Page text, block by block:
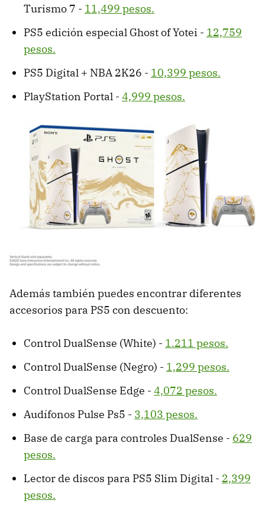
Turismo 7 - 11,499 pesos.
PS5 edición especial Ghost of Yotei - 12,759
pesos.
PS5 Digital + NBA 2K26 - 10,399 pesos.
PlayStation Portal - 4,999 pesos.
Además también puedes encontrar diferentes
accesorios para PS5 con descuento:
Control DualSense (White) - 1.211 pesos.
Control DualSense (Negro) - 1,299 pesos.
Control DualSense Edge - 4,072 pesos.
Audífonos Pulse Ps5 - 3,103 pesos.
Base de carga para controles DualSense - 629
pesos.
Lector de discos para PS5 Slim Digital - 2,399
pesos.